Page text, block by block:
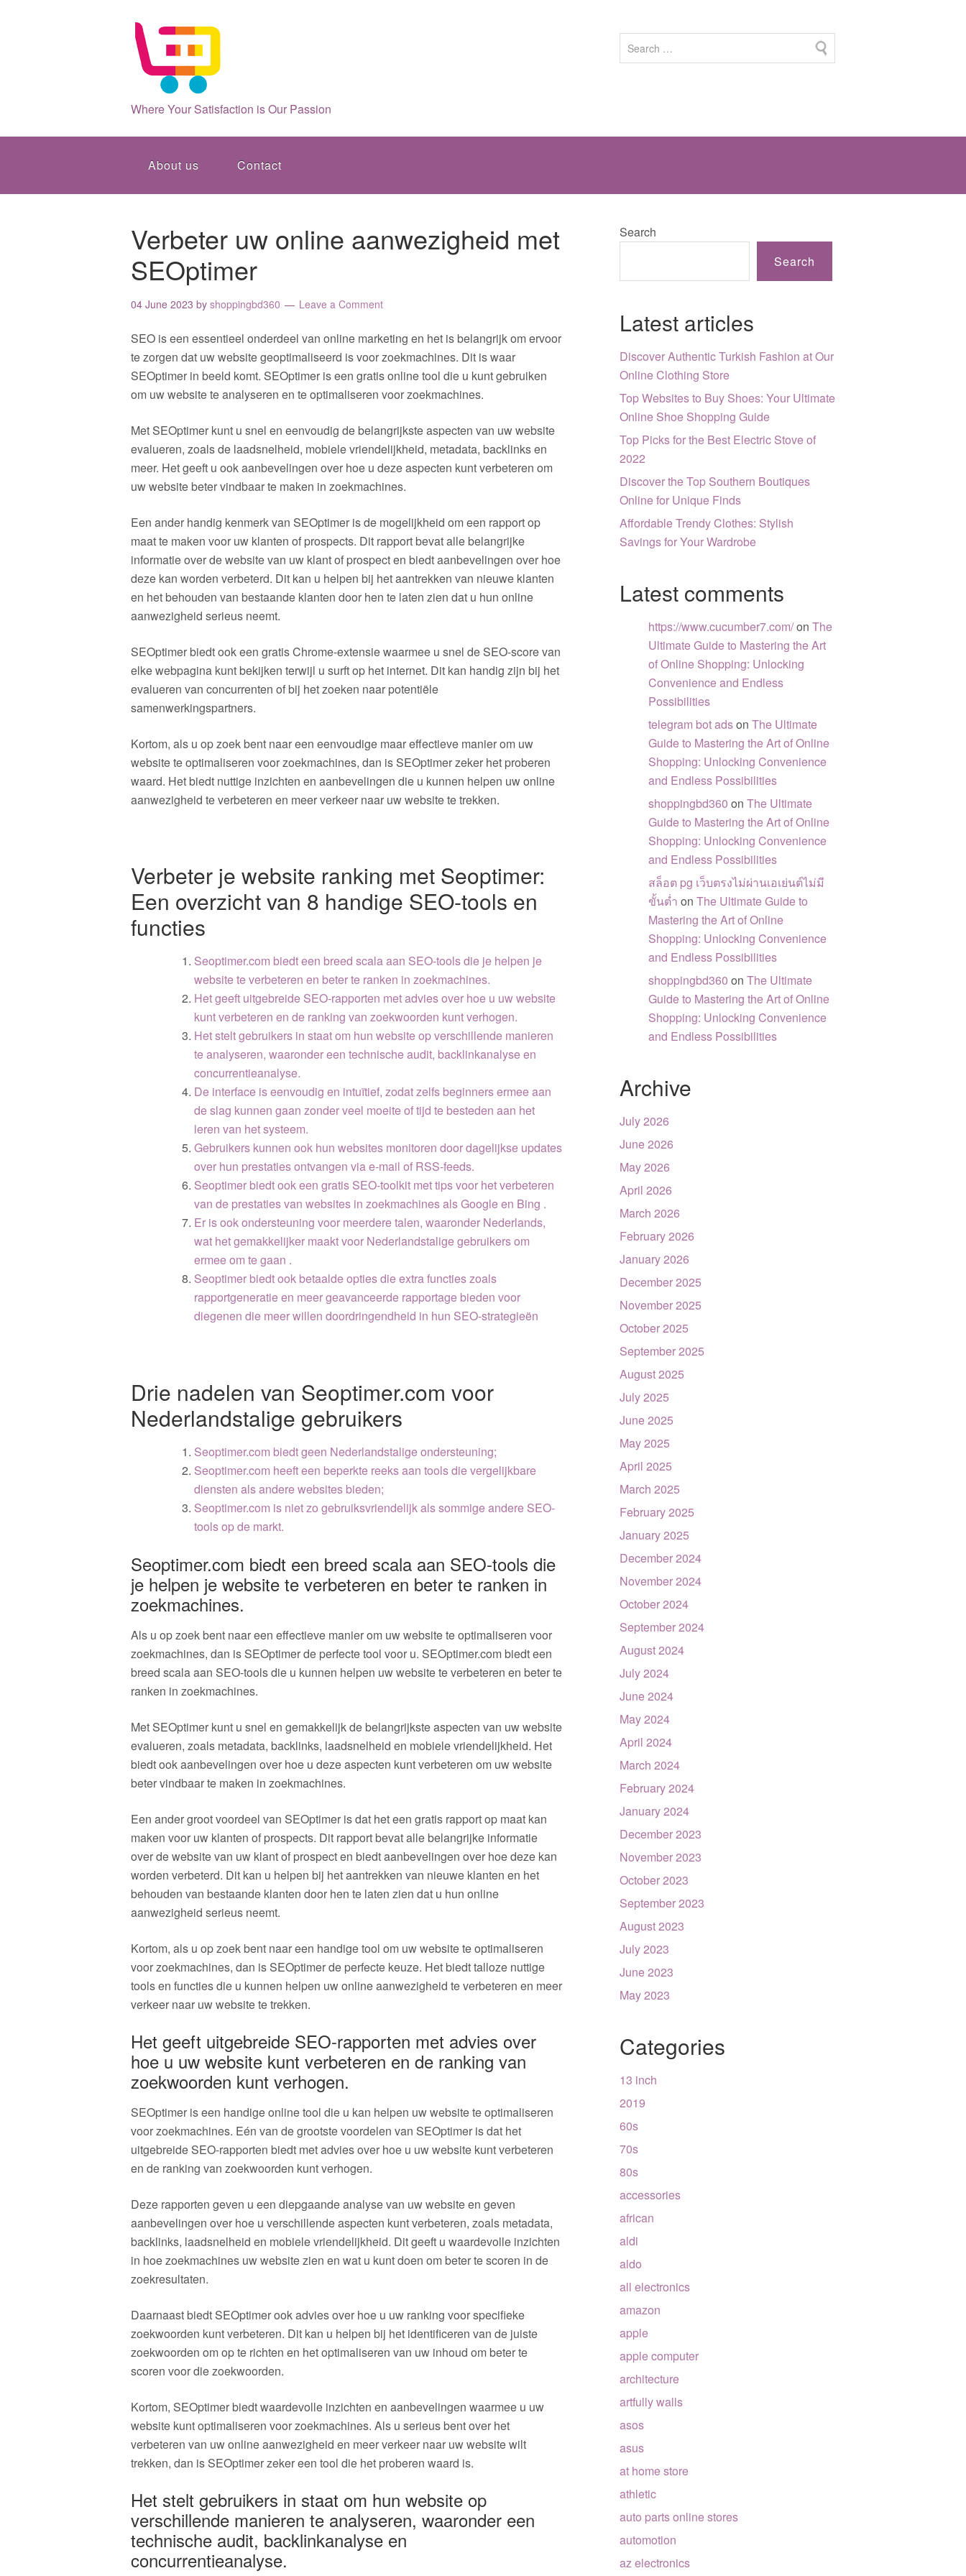
Where Your Satisfaction is Our Passion
About us Contact
Verbeter uw online aanwezigheid met
SEOptimer
04 June 2023 by shoppingbd360 Leave a Comment
SEO is een essentieel onderdeel van online marketing en het is belangrijk om ervoor
te zorgen dat uw website geoptimaliseerd is voor zoekmachines. Dit is waar
SEOptimer in beeld komt. SEOptimer is een gratis online tool die u kunt gebruiken
om uw website te analyseren en te optimaliseren voor zoekmachines.
Met SEOptimer kunt u snel en eenvoudig de belangrijkste aspecten van uw website
evalueren, zoals de laadsnelheid, mobiele vriendelijkheid, metadata, backlinks en
meer. Het geeft u ook aanbevelingen over hoe u deze aspecten kunt verbeteren om
uw website beter vindbaar te maken in zoekmachines.
Een ander handig kenmerk van SEOptimer is de mogelijkheid om een rapport op
maat te maken voor uw klanten of prospects. Dit rapport bevat alle belangrijke
informatie over de website van uw klant of prospect en biedt aanbevelingen over hoe
deze kan worden verbeterd. Dit kan u helpen bij het aantrekken van nieuwe klanten
en het behouden van bestaande klanten door hen te laten zien dat u hun online
aanwezigheid serieus neemt.
SEOptimer biedt ook een gratis Chrome-extensie waarmee u snel de SEO-score van
elke webpagina kunt bekijken terwijl u surft op het internet. Dit kan handig zijn bij het
evalueren van concurrenten of bij het zoeken naar potentiële
samenwerkingspartners.
Kortom, als u op zoek bent naar een eenvoudige maar effectieve manier om uw
website te optimaliseren voor zoekmachines, dan is SEOptimer zeker het proberen
waard. Het biedt nuttige inzichten en aanbevelingen die u kunnen helpen uw online
aanwezigheid te verbeteren en meer verkeer naar uw website te trekken.
Verbeter je website ranking met Seoptimer:
Een overzicht van 8 handige SEO-tools en
functies
Seoptimer.com biedt een breed scala aan SEO-tools die je helpen je
website te verbeteren en beter te ranken in zoekmachines.
Het geeft uitgebreide SEO-rapporten met advies over hoe u uw website
kunt verbeteren en de ranking van zoekwoorden kunt verhogen.
Het stelt gebruikers in staat om hun website op verschillende manieren
te analyseren, waaronder een technische audit, backlinkanalyse en
concurrentieanalyse.
De interface is eenvoudig en intuïtief, zodat zelfs beginners ermee aan
de slag kunnen gaan zonder veel moeite of tijd te besteden aan het
leren van het systeem.
Gebruikers kunnen ook hun websites monitoren door dagelijkse updates
over hun prestaties ontvangen via e-mail of RSS-feeds.
Seoptimer biedt ook een gratis SEO-toolkit met tips voor het verbeteren
van de prestaties van websites in zoekmachines als Google en Bing .
Er is ook ondersteuning voor meerdere talen, waaronder Nederlands,
wat het gemakkelijker maakt voor Nederlandstalige gebruikers om
ermee om te gaan .
Seoptimer biedt ook betaalde opties die extra functies zoals
rapportgeneratie en meer geavanceerde rapportage bieden voor
diegenen die meer willen doordringendheid in hun SEO-strategieën
Drie nadelen van Seoptimer.com voor
Nederlandstalige gebruikers
Seoptimer.com biedt geen Nederlandstalige ondersteuning;
Seoptimer.com heeft een beperkte reeks aan tools die vergelijkbare
diensten als andere websites bieden;
Seoptimer.com is niet zo gebruiksvriendelijk als sommige andere SEO-
tools op de markt.
Seoptimer.com biedt een breed scala aan SEO-tools die
je helpen je website te verbeteren en beter te ranken in
zoekmachines.
Als u op zoek bent naar een effectieve manier om uw website te optimaliseren voor
zoekmachines, dan is SEOptimer de perfecte tool voor u. SEOptimer.com biedt een
breed scala aan SEO-tools die u kunnen helpen uw website te verbeteren en beter te
ranken in zoekmachines.
Met SEOptimer kunt u snel en gemakkelijk de belangrijkste aspecten van uw website
evalueren, zoals metadata, backlinks, laadsnelheid en mobiele vriendelijkheid. Het
biedt ook aanbevelingen over hoe u deze aspecten kunt verbeteren om uw website
beter vindbaar te maken in zoekmachines.
Een ander groot voordeel van SEOptimer is dat het een gratis rapport op maat kan
maken voor uw klanten of prospects. Dit rapport bevat alle belangrijke informatie
over de website van uw klant of prospect en biedt aanbevelingen over hoe deze kan
worden verbeterd. Dit kan u helpen bij het aantrekken van nieuwe klanten en het
behouden van bestaande klanten door hen te laten zien dat u hun online
aanwezigheid serieus neemt.
Kortom, als u op zoek bent naar een handige tool om uw website te optimaliseren
voor zoekmachines, dan is SEOptimer de perfecte keuze. Het biedt talloze nuttige
tools en functies die u kunnen helpen uw online aanwezigheid te verbeteren en meer
verkeer naar uw website te trekken.
Het geeft uitgebreide SEO-rapporten met advies over
hoe u uw website kunt verbeteren en de ranking van
zoekwoorden kunt verhogen.
SEOptimer is een handige online tool die u kan helpen uw website te optimaliseren
voor zoekmachines. Eén van de grootste voordelen van SEOptimer is dat het
uitgebreide SEO-rapporten biedt met advies over hoe u uw website kunt verbeteren
en de ranking van zoekwoorden kunt verhogen.
Deze rapporten geven u een diepgaande analyse van uw website en geven
aanbevelingen over hoe u verschillende aspecten kunt verbeteren, zoals metadata,
backlinks, laadsnelheid en mobiele vriendelijkheid. Dit geeft u waardevolle inzichten
in hoe zoekmachines uw website zien en wat u kunt doen om beter te scoren in de
zoekresultaten.
Daarnaast biedt SEOptimer ook advies over hoe u uw ranking voor specifieke
zoekwoorden kunt verbeteren. Dit kan u helpen bij het identificeren van de juiste
zoekwoorden om op te richten en het optimaliseren van uw inhoud om beter te
scoren voor die zoekwoorden.
Kortom, SEOptimer biedt waardevolle inzichten en aanbevelingen waarmee u uw
website kunt optimaliseren voor zoekmachines. Als u serieus bent over het
verbeteren van uw online aanwezigheid en meer verkeer naar uw website wilt
trekken, dan is SEOptimer zeker een tool die het proberen waard is.
Het stelt gebruikers in staat om hun website op
verschillende manieren te analyseren, waaronder een
technische audit, backlinkanalyse en
concurrentieanalyse.
Search
Search
Latest articles
Discover Authentic Turkish Fashion at Our
Online Clothing Store
Top Websites to Buy Shoes: Your Ultimate
Online Shoe Shopping Guide
Top Picks for the Best Electric Stove of
2022
Discover the Top Southern Boutiques
Online for Unique Finds
Affordable Trendy Clothes: Stylish
Savings for Your Wardrobe
Latest comments
https://www.cucumber7.com/on The
Ultimate Guide to Mastering the Art
of Online Shopping: Unlocking
Convenience and Endless
Possibilities
telegram bot adson The Ultimate
Guide to Mastering the Art of Online
Shopping: Unlocking Convenience
and Endless Possibilities
shoppingbd360 on The Ultimate
Guide to Mastering the Art of Online
Shopping: Unlocking Convenience
and Endless Possibilities
สล็อต pg เว็บตรงไม่ผ่านเอเย่นต์ไม่มี
ขั้นต่ำ on The Ultimate Guide to
Mastering the Art of Online
Shopping: Unlocking Convenience
and Endless Possibilities
shoppingbd360 on The Ultimate
Guide to Mastering the Art of Online
Shopping: Unlocking Convenience
and Endless Possibilities
Archive
July 2026
June 2026
May 2026
April 2026
March 2026
February 2026
January 2026
December 2025
November 2025
October 2025
September 2025
August 2025
July 2025
June 2025
May 2025
April 2025
March 2025
February 2025
January 2025
December 2024
November 2024
October 2024
September 2024
August 2024
July 2024
June 2024
May 2024
April 2024
March 2024
February 2024
January 2024
December 2023
November 2023
October 2023
September 2023
August 2023
July 2023
June 2023
May 2023
Categories
13 inch
2019
60s
70s
80s
accessories
african
aldi
aldo
all electronics
amazon
apple
apple computer
architecture
artfully walls
asos
asus
at home store
athletic
auto parts online stores
automotion
az electronics